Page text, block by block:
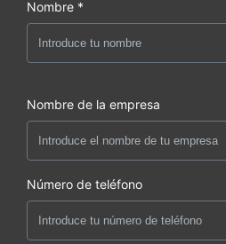
Nombre *
Nombre de la empresa
Número de teléfono